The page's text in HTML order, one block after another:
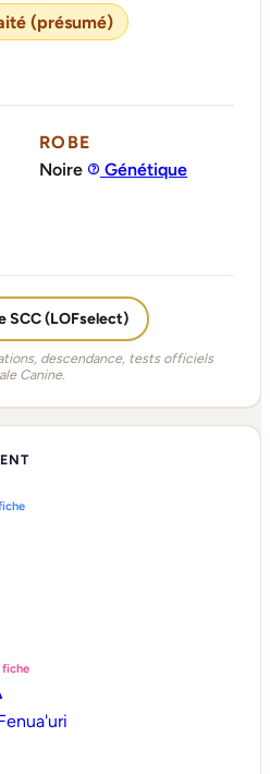
(présumé)
ROBE
Noire
Génétique
SCC (LOFselect)
descendance, tests officiels
Canine.